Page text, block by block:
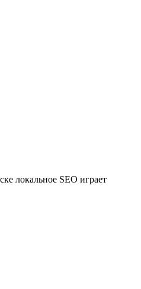
локальное SEO играет